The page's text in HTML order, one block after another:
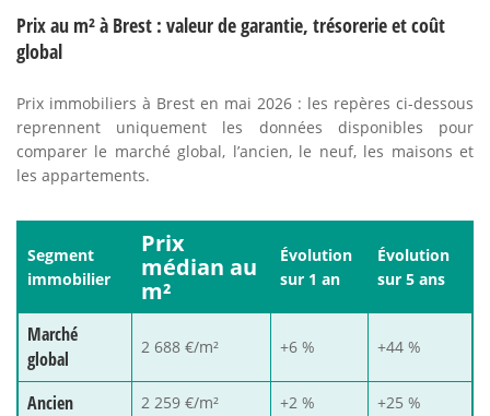
Prix au m² à Brest : valeur de garantie, trésorerie et coût
global
Prix immobiliers à Brest en mai 2026 : les repères ci-dessous
reprennent uniquement les données disponibles pour
comparer le marché global, l’ancien, le neuf, les maisons et
les appartements.
Segment
immobilier
Prix
médian au
m²
Évolution
sur 1 an
Évolution
sur 5 ans
Marché
global
2 688 €/m² +6 % +44 %
Ancien 2 259 €/m² +2 % +25 %